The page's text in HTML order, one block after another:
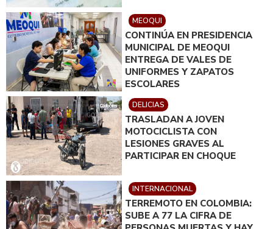
MEOQUI
CONTINÚA EN PRESIDENCIA
MUNICIPAL DE MEOQUI
ENTREGA DE VALES DE
UNIFORMES Y ZAPATOS
ESCOLARES
DELICIAS
TRASLADAN A JOVEN
MOTOCICLISTA CON
LESIONES GRAVES AL
PARTICIPAR EN CHOQUE
INTERNACIONAL
TERREMOTO EN COLOMBIA:
SUBE A 77 LA CIFRA DE